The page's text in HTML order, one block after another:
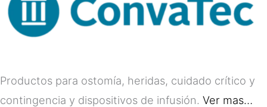
Productos para ostomía, heridas, cuidado crítico y
contingencia y dispositivos de infusión. Ver mas…